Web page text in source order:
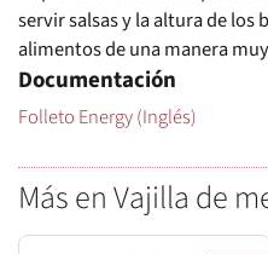
servir salsas y la altura de
alimentos de una manera
Documentación
Folleto Energy (Inglés)
Más en Vajilla de